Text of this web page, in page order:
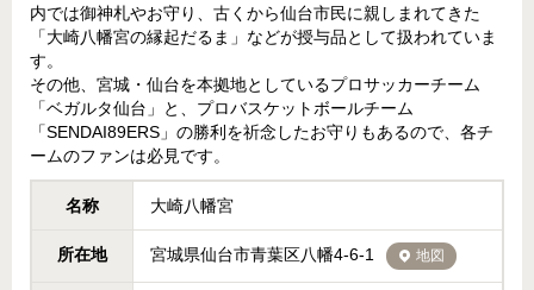
内では御神札やお守り、古くから仙台市民に親しまれてきた
「大崎八幡宮の縁起だるま」などが授与品として扱われていま
す。
その他、宮城・仙台を本拠地としているプロサッカーチーム
「ベガルタ仙台」と、プロバスケットボールチーム
「SENDAI89ERS」の勝利を祈念したお守りもあるので、各チ
ームのファンは必見です。
名称 大崎八幡宮
所在地 宮城県仙台市青葉区八幡4-6-1 地図